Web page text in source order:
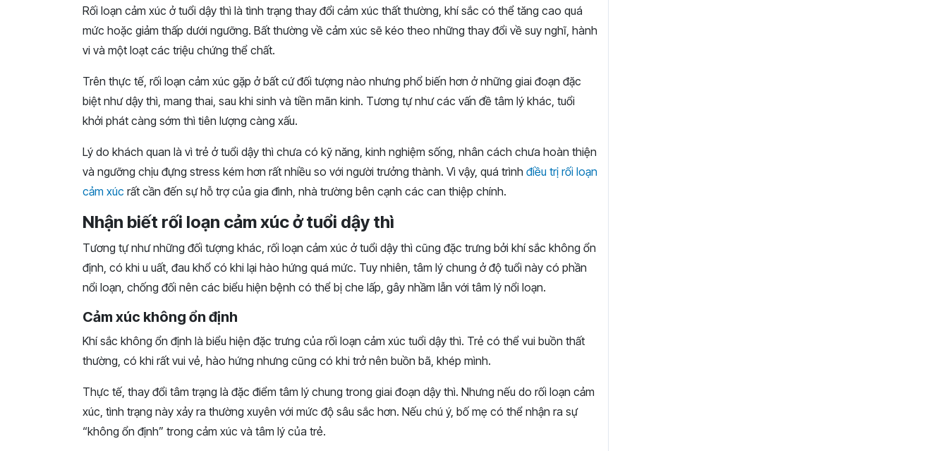
Rối loạn cảm xúc ở tuổi dậy thì là tình trạng thay đổi cảm xúc thất thường, khí sắc có thể tăng cao quá
mức hoặc giảm thấp dưới ngưỡng. Bất thường về cảm xúc sẽ kéo theo những thay đổi về suy nghĩ, hành
vi và một loạt các triệu chứng thể chất.
Trên thực tế, rối loạn cảm xúc gặp ở bất cứ đối tượng nào nhưng phổ biến hơn ở những giai đoạn đặc
biệt như dậy thì, mang thai, sau khi sinh và tiền mãn kinh. Tương tự như các vấn đề tâm lý khác, tuổi
khởi phát càng sớm thì tiên lượng càng xấu.
Lý do khách quan là vì trẻ ở tuổi dậy thì chưa có kỹ năng, kinh nghiệm sống, nhân cách chưa hoàn thiện
và ngưỡng chịu đựng stress kém hơn rất nhiều so với người trưởng thành. Vì vậy, quá trình điều trị rối loạn
cảm xúc rất cần đến sự hỗ trợ của gia đình, nhà trường bên cạnh các can thiệp chính.
Nhận biết rối loạn cảm xúc ở tuổi dậy thì
Tương tự như những đối tượng khác, rối loạn cảm xúc ở tuổi dậy thì cũng đặc trưng bởi khí sắc không ổn
định, có khi u uất, đau khổ có khi lại hào hứng quá mức. Tuy nhiên, tâm lý chung ở độ tuổi này có phần
nổi loạn, chống đối nên các biểu hiện bệnh có thể bị che lấp, gây nhầm lẫn với tâm lý nổi loạn.
Cảm xúc không ổn định
Khí sắc không ổn định là biểu hiện đặc trưng của rối loạn cảm xúc tuổi dậy thì. Trẻ có thể vui buồn thất
thường, có khi rất vui vẻ, hào hứng nhưng cũng có khi trở nên buồn bã, khép mình.
Thực tế, thay đổi tâm trạng là đặc điểm tâm lý chung trong giai đoạn dậy thì. Nhưng nếu do rối loạn cảm
xúc, tình trạng này xảy ra thường xuyên với mức độ sâu sắc hơn. Nếu chú ý, bố mẹ có thể nhận ra sự
“không ổn định” trong cảm xúc và tâm lý của trẻ.